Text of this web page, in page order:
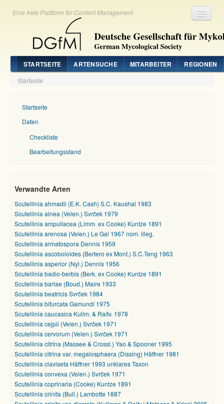
Eine freie Plattform für Content Management
STARTSEITE ARTENSUCHE MITARBEITER REGIONEN
Startseite
Startseite
Daten
Checkliste
Bearbeitungsstand
Verwandte Arten
Scutellinia ahmadii (E.K. Cash) S.C. Kaushal 1983
Scutellinia alnea (Velen.) Svrček 1979
Scutellinia ampullacea (Limm. ex Cooke) Kuntze 1891
Scutellinia arenosa (Velen.) Le Gal 1967 nom. illeg.
Scutellinia armatospora Dennis 1959
Scutellinia ascoboloides (Bertero ex Mont.) S.C.Teng 1963
Scutellinia asperior (Nyl.) Dennis 1956
Scutellinia badio-berbis (Berk. ex Cooke) Kuntze 1891
Scutellinia barlae (Boud.) Maire 1933
Scutellinia beatricis Svrček 1984
Scutellinia bifurcata Gamundí 1975
Scutellinia caucasica Kullm. & Raitv. 1978
Scutellinia cejpii (Velen.) Svrček 1971
Scutellinia cervorum (Velen.) Svrček 1971
Scutellinia citrina (Massee & Crossl.) Yao & Spooner 1995
Scutellinia citrina var. megalosphaera (Dissing) Häffner 1981
Scutellinia claviseta Häffner 1993 unklares Taxon
Scutellinia convexa (Velen.) Svrček 1971
Scutellinia coprinaria (Cooke) Kuntze 1891
Scutellinia crinita (Bull.) Lambotte 1887